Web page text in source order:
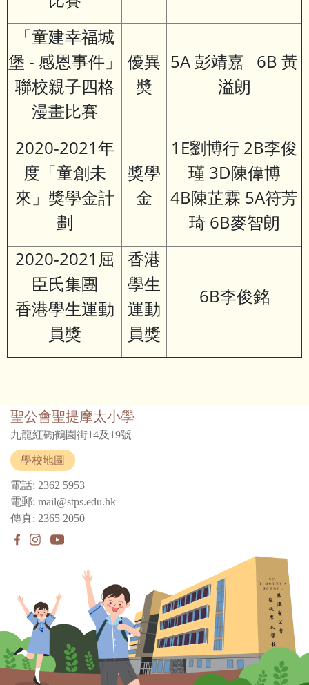
「童建幸福城
堡 - 感恩事件」
聯校親子四格
漫畫比賽
優異
奬
5A 彭靖嘉 6B 黃
溢朗
2020-2021年
度「童創未
來」獎學金計
劃
獎學
金
1E劉博行 2B李俊
瑾 3D陳偉博
4B陳芷霖 5A符芳
琦 6B麥智朗
2020-2021屈
臣氏集團
香港學生運動
員獎
香港
學生
運動
員獎
6B李俊銘
聖公會聖提摩太小學
九龍紅磡鶴園街14及19號
學校地圖
電話: 2362 5953
電郵: mail@stps.edu.hk
傳真: 2365 2050